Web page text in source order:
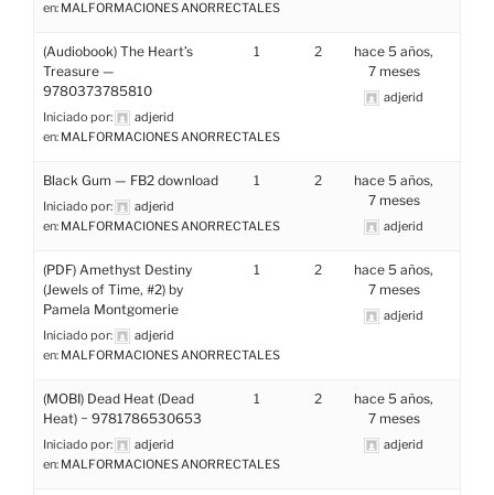
en: MALFORMACIONES ANORRECTALES
(Audiobook) The Heart’s
Treasure —
9780373785810
Iniciado por:
adjerid
en: MALFORMACIONES ANORRECTALES
1 2
hace 5 años,
7 meses
adjerid
Black Gum — FB2 download
Iniciado por:
adjerid
en: MALFORMACIONES ANORRECTALES
1 2
hace 5 años,
7 meses
adjerid
(PDF) Amethyst Destiny
(Jewels of Time, #2) by
Pamela Montgomerie
Iniciado por:
adjerid
en: MALFORMACIONES ANORRECTALES
1 2
hace 5 años,
7 meses
adjerid
(MOBI) Dead Heat (Dead
Heat) ~ 9781786530653
Iniciado por:
adjerid
en: MALFORMACIONES ANORRECTALES
1 2
hace 5 años,
7 meses
adjerid